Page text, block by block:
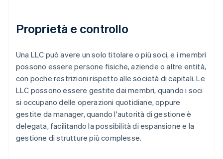
Proprietà e controllo
Una LLC può avere un solo titolare o più soci, e i membri
possono essere persone fisiche, aziende o altre entità,
con poche restrizioni rispetto alle società di capitali. Le
LLC possono essere gestite dai membri, quando i soci
si occupano delle operazioni quotidiane, oppure
gestite da manager, quando l'autorità di gestione è
delegata, facilitando la possibilità di espansione e la
gestione di strutture più complesse.